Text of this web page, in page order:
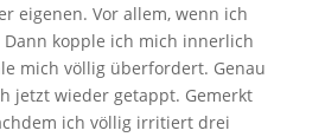
eigenen. Vor allem, wenn ich
kopple ich mich innerlich
mich völlig überfordert. Genau
jetzt wieder getappt. Gemerkt
ich völlig irritiert drei